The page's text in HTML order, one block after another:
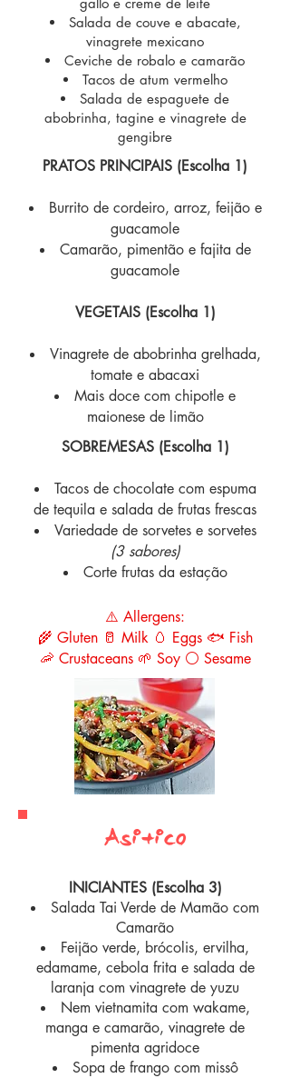
Salada de couve e abacate,
vinagrete mexicano
Ceviche de robalo e camarão
Tacos de atum vermelho
Salada de espaguete de
abobrinha, tagine e vinagrete de
gengibre
PRATOS PRINCIPAIS (Escolha 1)
Burrito de cordeiro, arroz, feijão e
guacamole
Camarão, pimentão e fajita de
guacamole
VEGETAIS (Escolha 1)
Vinagrete de abobrinha grelhada,
tomate e abacaxi
Mais doce com chipotle e
maionese de limão
SOBREMESAS (Escolha 1)
Tacos de chocolate com espuma
de tequila e salada de frutas frescas
Variedade de sorvetes e sorvetes
(3 sabores)
Corte frutas da estação
⚠️ Allergens:
🌾 Gluten 🥛 Milk 🥚 Eggs 🐟 Fish
🦐 Crustaceans 🌱 Soy ⚪ Sesame
Asiátic0
INICIANTES (Escolha 3)
Salada Tai Verde de Mamão com
Camarão
Feijão verde, brócolis, ervilha,
edamame, cebola frita e salada de
laranja com vinagrete de yuzu
Nem vietnamita com wakame,
manga e camarão, vinagrete de
pimenta agridoce
Sopa de frango com missô